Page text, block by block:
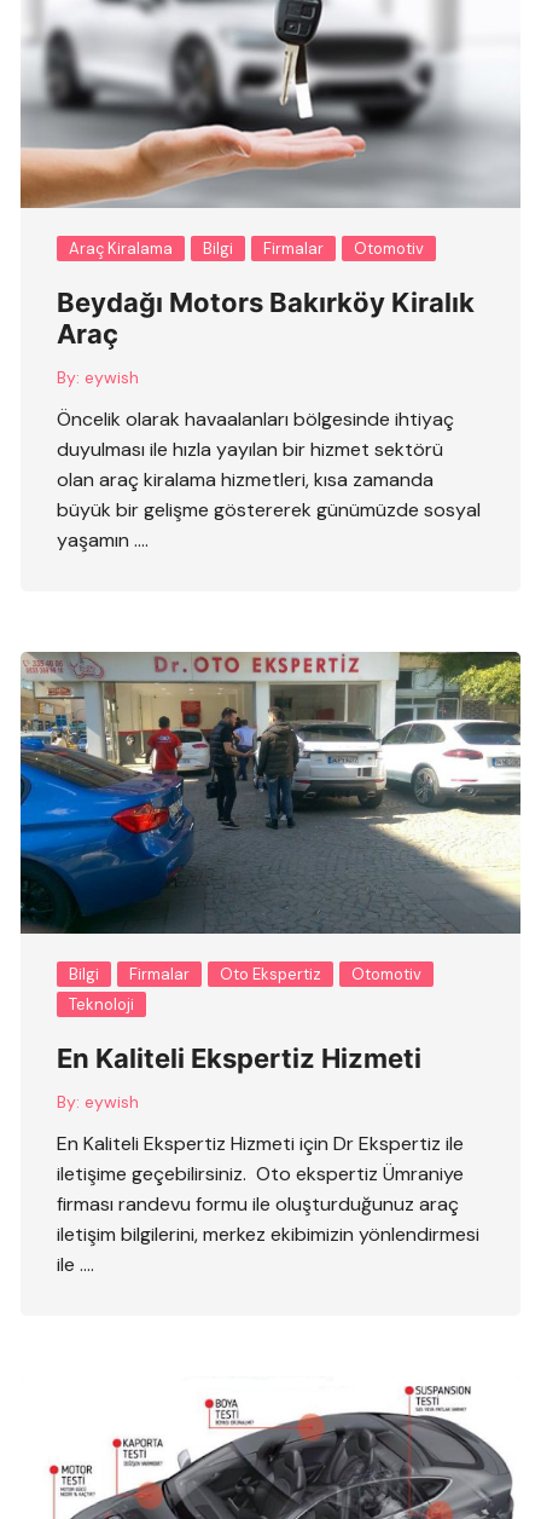
Araç Kiralama Bilgi Firmalar Otomotiv
Beydağı Motors Bakırköy Kiralık
Araç
By: eywish
Öncelik olarak havaalanları bölgesinde ihtiyaç
duyulması ile hızla yayılan bir hizmet sektörü
olan araç kiralama hizmetleri, kısa zamanda
büyük bir gelişme göstererek günümüzde sosyal
yaşamın ….
Bilgi Firmalar Oto Ekspertiz
Otomotiv
Teknoloji
En Kaliteli Ekspertiz Hizmeti
By: eywish
En Kaliteli Ekspertiz Hizmeti için Dr Ekspertiz ile
iletişime geçebilirsiniz. Oto ekspertiz Ümraniye
firması randevu formu ile oluşturduğunuz araç
iletişim bilgilerini, merkez ekibimizin yönlendirmesi
ile ….